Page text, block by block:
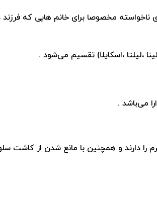
ناخواسته مخصوصا برای خانم هایی که
،لیلتا ،اسکایلا) تقسیم می‌شود .
دارند و همچنین با مانع شدن از کاشت